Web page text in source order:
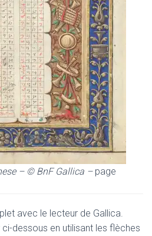
– © BnF Gallica –page
avec le lecteur de Gallica.
dessous en utilisant les flèches